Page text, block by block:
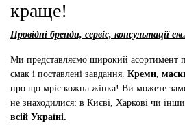
краще!
Провідні бренди, сервіс, консультації
Ми представляємо широкий асортимент
смак і поставлені завдання. Креми,
про що мріє кожна жінка! Ви можете
не знаходилися: в Києві, Харкові чи
всій Україні.